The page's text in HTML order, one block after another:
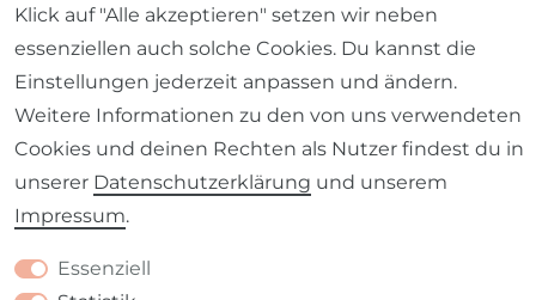
Wohnaccessoires können helfen, den
asiatischen Stil in einem Raum zu
unterstreichen. Hier sind einige
Wohnaccessoires, die für den asiatischen
Stil geeignet sind:
Keramik- und Porzellanvasen
Accessoires eignen sich hervorragend,
um Pflanzen und Blumen in einen
Klick auf "Alle akzeptieren" setzen wir neben
essenziellen auch solche Cookies. Du kannst die
Einstellungen jederzeit anpassen und ändern.
Weitere Informationen zu den von uns verwendeten
Cookies und deinen Rechten als Nutzer findest du in
unserer Daten­schutz­erklärung und unserem
Impressum.
Essenziell